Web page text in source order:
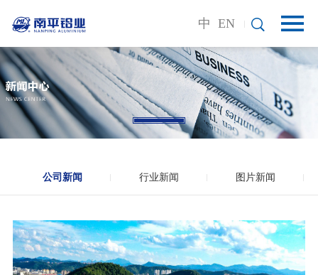
中 EN
公司新闻 行业新闻 图片新闻